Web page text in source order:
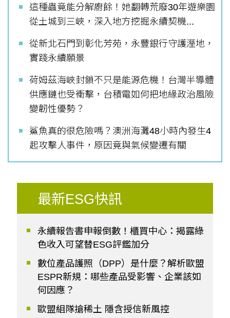
這種蟲竟能分解廚餘！她翻轉荒廢30年遊樂園
從土城到三峽，深入地方挖掘永續契機...
從新北石門到彰化芳苑，永豐銀行守護溼地，
實踐永續願景
荷姆茲海峽封鎖不只是能源危機！台灣半導體
供應鏈也受衝擊，台積電如何把地緣政治風險
變韌性優勢？
鯊魚真的很危險嗎？澳洲海灘48小時內發生4
起攻擊人事件，原因竟與氣候變遷有關
最新ESG快訊
永續報告書申報倒數！櫃買中心：揭露綠
色收入可望替ESG評鑑加分
數位產品護照（DPP）是什麼？解析歐盟
ESPR新規：哪些產品受影響、企業該如
何因應？
歐盟組隊搶稀土 隱含授信新風控